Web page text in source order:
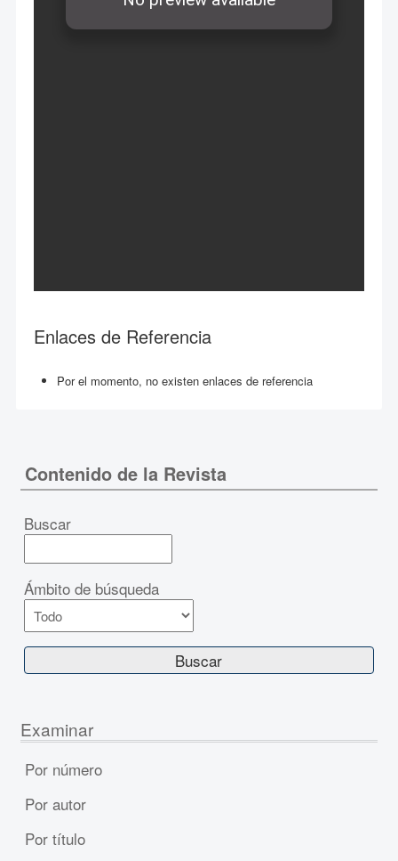
Enlaces de Referencia
Por el momento, no existen enlaces de referencia
Contenido de la Revista
Buscar
Ámbito de búsqueda
Examinar
Por número
Por autor
Por título